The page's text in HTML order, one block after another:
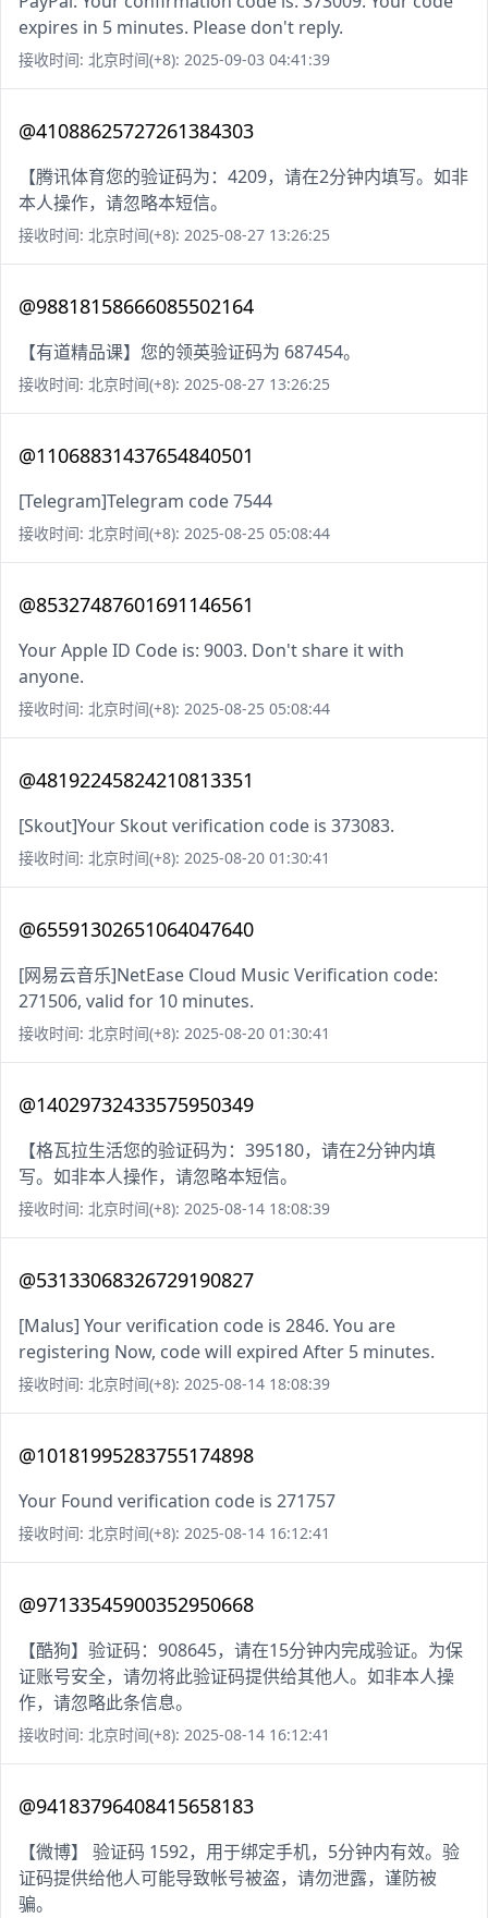
expires in 5 minutes. Please don't reply.
接收时间: 北京时间(+8): 2025-09-03 04:41:39
@41088625727261384303
【腾讯体育您的验证码为：4209，请在2分钟内填写。如非
本人操作，请忽略本短信。
接收时间: 北京时间(+8): 2025-08-27 13:26:25
@98818158666085502164
【有道精品课】您的领英验证码为 687454。
接收时间: 北京时间(+8): 2025-08-27 13:26:25
@11068831437654840501
[Telegram]Telegram code 7544
接收时间: 北京时间(+8): 2025-08-25 05:08:44
@85327487601691146561
Your Apple ID Code is: 9003. Don't share it with
anyone.
接收时间: 北京时间(+8): 2025-08-25 05:08:44
@48192245824210813351
[Skout]Your Skout verification code is 373083.
接收时间: 北京时间(+8): 2025-08-20 01:30:41
@65591302651064047640
[网易云音乐]NetEase Cloud Music Verification code:
271506, valid for 10 minutes.
接收时间: 北京时间(+8): 2025-08-20 01:30:41
@14029732433575950349
【格瓦拉生活您的验证码为：395180，请在2分钟内填
写。如非本人操作，请忽略本短信。
接收时间: 北京时间(+8): 2025-08-14 18:08:39
@53133068326729190827
[Malus] Your verification code is 2846. You are
registering Now, code will expired After 5 minutes.
接收时间: 北京时间(+8): 2025-08-14 18:08:39
@10181995283755174898
Your Found verification code is 271757
接收时间: 北京时间(+8): 2025-08-14 16:12:41
@97133545900352950668
【酷狗】验证码：908645，请在15分钟内完成验证。为保
证账号安全，请勿将此验证码提供给其他人。如非本人操
作，请忽略此条信息。
接收时间: 北京时间(+8): 2025-08-14 16:12:41
@94183796408415658183
【微博】 验证码 1592，用于绑定手机，5分钟内有效。验
证码提供给他人可能导致帐号被盗，请勿泄露，谨防被
骗。